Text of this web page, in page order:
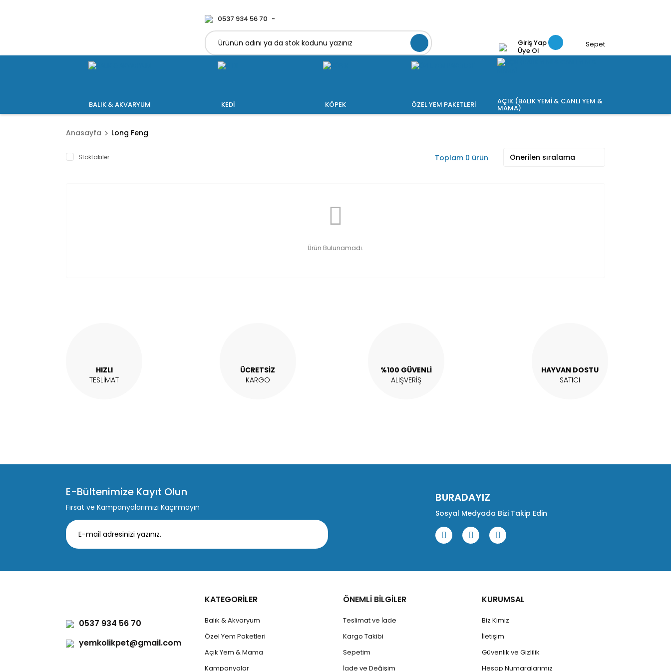
0537 934 56 70
Giriş Yap
Üye Ol
Sepet
BALIK & AKVARYUM KEDİ KÖPEK ÖZEL YEM PAKETLERİ AÇIK (BALIK YEMİ & CANLI YEM &
MAMA)
Anasayfa Long Feng
Stoktakiler Toplam 0 ürün
Ürün Bulunamadı.
HIZLI
TESLİMAT
ÜCRETSİZ
KARGO
%100 GÜVENLİ
ALIŞVERİŞ
HAYVAN DOSTU
SATICI
E-Bültenimize Kayıt Olun
Fırsat ve Kampanyalarımızı Kaçırmayın
BURADAYIZ
Sosyal Medyada Bizi Takip Edin
0537 934 56 70
yemkolikpet@gmail.com
KATEGORİLER
Balık & Akvaryum
Özel Yem Paketleri
Açık Yem & Mama
Kampanyalar
ÖNEMLİ BİLGİLER
Teslimat ve İade
Kargo Takibi
Sepetim
İade ve Değişim
KURUMSAL
Biz Kimiz
İletişim
Güvenlik ve Gizlilik
Hesap Numaralarımız